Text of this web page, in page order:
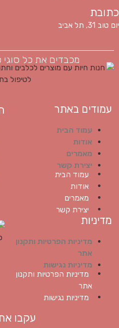
כתובת
יום טוב 31, תל אביב
מכבדים את כל
עמודים באתר
עמוד הבית
אודות
מאמרים
יצירת קשר
עמוד הבית
אודות
מאמרים
יצירת קשר
מדיניות
מדיניות הפרטיות ותקנון
אתר
מדיניות נגישות
מדיניות הפרטיות ותקנון
אתר
מדיניות נגישות
עקבו